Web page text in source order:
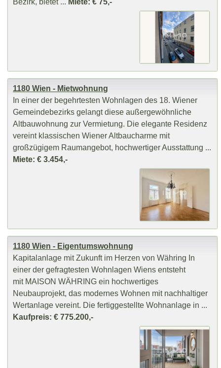
1180 Wien - Mietwohnung
In einer der begehrtesten Wohnlagen des 18. Wiener
Gemeindebezirks gelangt diese außergewöhnliche
Altbauwohnung zur Vermietung. Die elegante Residenz
vereint klassischen Wiener Altbaucharme mit
großzügigem Raumangebot, hochwertiger Ausstattung ...
Miete: € 3.454,-
1180 Wien - Eigentumswohnung
Kapitalanlage mit Zukunft im Herzen von Währing In
einer der gefragtesten Wohnlagen Wiens entsteht
mit MAISON WÄHRING ein hochwertiges
Neubauprojekt, das modernes Wohnen mit nachhaltiger
Wertanlage vereint. Die fertiggestellte Wohnanlage in ...
Kaufpreis: € 775.200,-